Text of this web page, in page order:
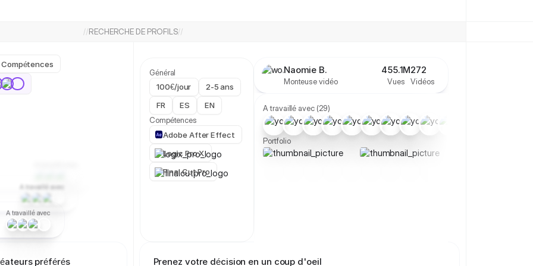
RECHERCHE DE PROFILS
Compétences
À travaillé avec
préférés
Général
100€/jour
2-5 ans
FR
ES
EN
Compétences
Adobe After Effect
Logic Pro X
Final Cut Pro
Naomie B.
Monteuse vidéo
458.6M
Vues
274
Vidéos
A travaillé avec (29)
Portfolio
Prenez votre décision en un coup d'oeil